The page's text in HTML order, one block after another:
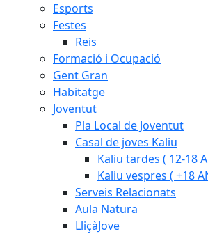
Esports
Festes
Reis
Formació i Ocupació
Gent Gran
Habitatge
Joventut
Pla Local de Joventut
Casal de joves Kaliu
Kaliu tardes ( 12-18
Kaliu vespres ( +18
Serveis Relacionats
Aula Natura
LliçàJove